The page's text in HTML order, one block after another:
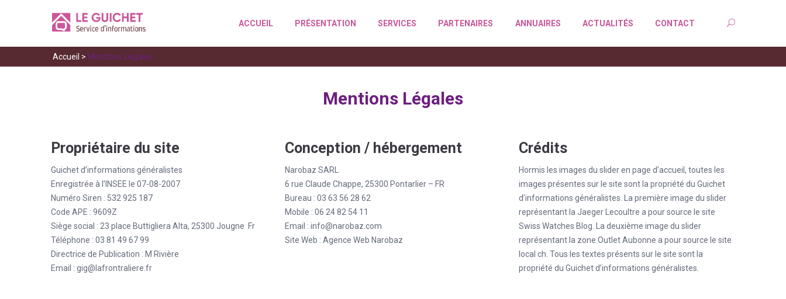
ACCUEIL PRÉSENTATION SERVICES PARTENAIRES ANNUAIRES ACTUALITÉS CONTACT
Accueil > Mentions Légales
Mentions Légales
Propriétaire du site
Guichet d’informations généralistes
Enregistrée à l’INSEE le 07-08-2007
Numéro Siren : 532 925 187
Code APE : 9609Z
Siège social : 23 place Buttigliera Alta, 25300 Jougne Fr
Téléphone : 03 81 49 67 99
Directrice de Publication : M Rivière
Email : gig@lafrontraliere.fr
Conception / hébergement
Narobaz SARL
6 rue Claude Chappe, 25300 Pontarlier – FR
Bureau : 03 63 56 28 62
Mobile : 06 24 82 54 11
Email : info@narobaz.com
Site Web : Agence Web Narobaz
Crédits
Hormis les images du slider en page d’accueil, toutes les
images présentes sur le site sont la propriété du Guichet
d’informations généralistes. La première image du slider
représentant la Jaeger Lecoultre a pour source le site
Swiss Watches Blog. La deuxième image du slider
représentant la zone Outlet Aubonne a pour source le site
local ch. Tous les textes présents sur le site sont la
propriété du Guichet d’informations généralistes.